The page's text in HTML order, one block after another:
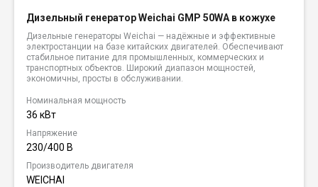
Дизельный генератор Weichai GMP 50WA в кожухе
Дизельные генераторы Weichai — надёжные и эффективные
электростанции на базе китайских двигателей. Обеспечивают
стабильное питание для промышленных, коммерческих и
транспортных объектов. Широкий диапазон мощностей,
экономичны, просты в обслуживании.
Номинальная мощность
36 кВт
Напряжение
230/400 В
Производитель двигателя
WEICHAI